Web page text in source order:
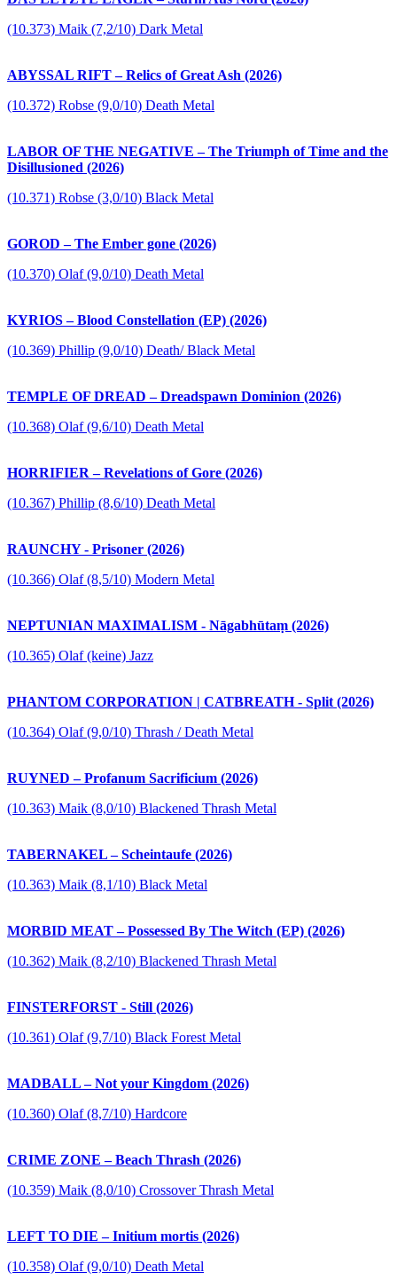
(10.373) Maik (7,2/10) Dark Metal
ABYSSAL RIFT – Relics of Great Ash (2026)
(10.372) Robse (9,0/10) Death Metal
LABOR OF THE NEGATIVE – The Triumph of Time and the
Disillusioned (2026)
(10.371) Robse (3,0/10) Black Metal
GOROD – The Ember gone (2026)
(10.370) Olaf (9,0/10) Death Metal
KYRIOS – Blood Constellation (EP) (2026)
(10.369) Phillip (9,0/10) Death/ Black Metal
TEMPLE OF DREAD – Dreadspawn Dominion (2026)
(10.368) Olaf (9,6/10) Death Metal
HORRIFIER – Revelations of Gore (2026)
(10.367) Phillip (8,6/10) Death Metal
RAUNCHY - Prisoner (2026)
(10.366) Olaf (8,5/10) Modern Metal
NEPTUNIAN MAXIMALISM - Nāgabhūtaṃ (2026)
(10.365) Olaf (keine) Jazz
PHANTOM CORPORATION | CATBREATH - Split (2026)
(10.364) Olaf (9,0/10) Thrash / Death Metal
RUYNED – Profanum Sacrificium (2026)
(10.363) Maik (8,0/10) Blackened Thrash Metal
TABERNAKEL – Scheintaufe (2026)
(10.363) Maik (8,1/10) Black Metal
MORBID MEAT – Possessed By The Witch (EP) (2026)
(10.362) Maik (8,2/10) Blackened Thrash Metal
FINSTERFORST - Still (2026)
(10.361) Olaf (9,7/10) Black Forest Metal
MADBALL – Not your Kingdom (2026)
(10.360) Olaf (8,7/10) Hardcore
CRIME ZONE – Beach Thrash (2026)
(10.359) Maik (8,0/10) Crossover Thrash Metal
LEFT TO DIE – Initium mortis (2026)
(10.358) Olaf (9,0/10) Death Metal